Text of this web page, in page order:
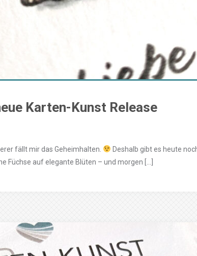
Karten-Kunst Release
fällt mir das Geheimhalten.
Deshalb gibt es heute
Füchse auf elegante Blüten – und morgen […]